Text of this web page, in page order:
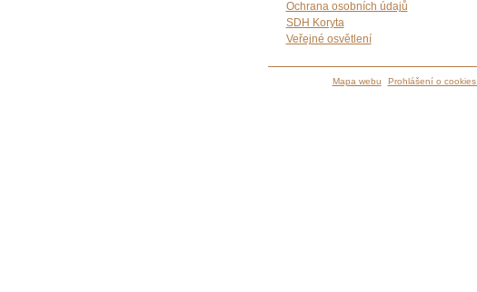
Ochrana osobních údajů
SDH Koryta
Veřejné osvětlení
Mapa webu Prohlášení o cookies